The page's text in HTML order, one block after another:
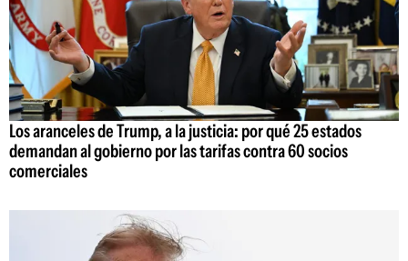
Los aranceles de Trump, a la justicia: por qué 25 estados
demandan al gobierno por las tarifas contra 60 socios
comerciales